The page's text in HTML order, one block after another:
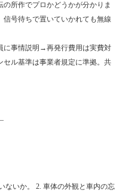
所作でプロかどうかが分かりま
号待ちで置いていかれても無線
に事情説明→再発行費用は実費対
セル基準は事業者規定に準拠。共
ないか。 2. 車体の外観と車内の忘